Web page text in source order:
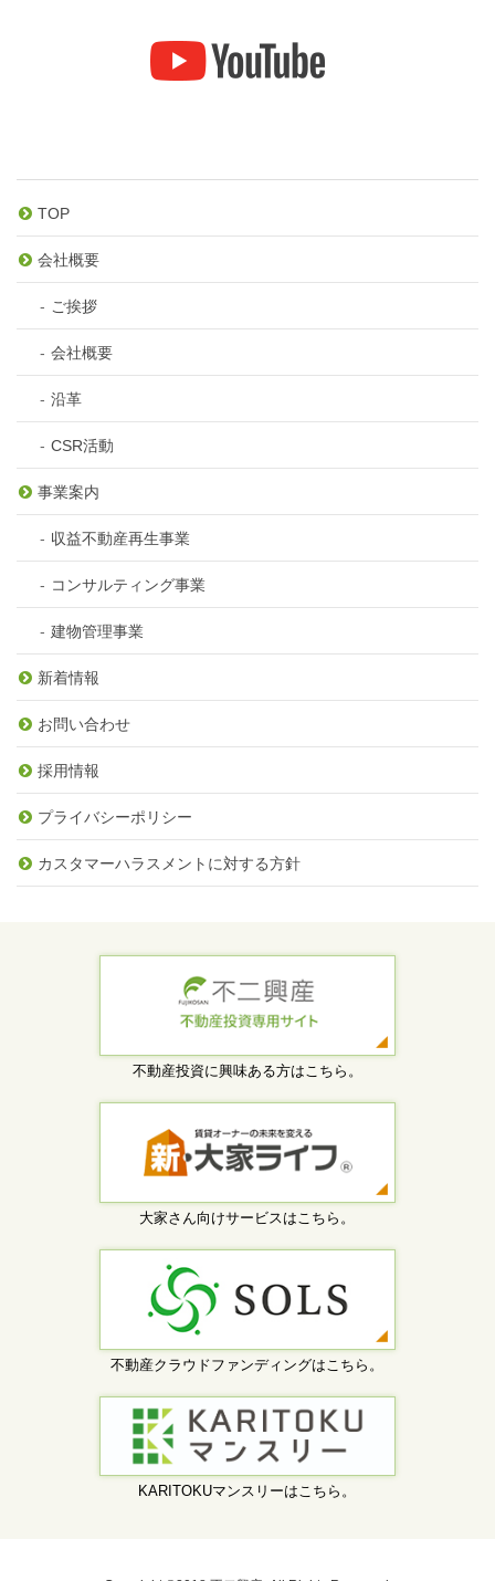
TOP
会社概要
ご挨拶
会社概要
沿革
CSR活動
事業案内
収益不動産再生事業
コンサルティング事業
建物管理事業
新着情報
お問い合わせ
採用情報
プライバシーポリシー
カスタマーハラスメントに対する方針
不動産投資に興味ある方はこちら。
大家さん向けサービスはこちら。
不動産クラウドファンディングはこちら。
KARITOKUマンスリーはこちら。